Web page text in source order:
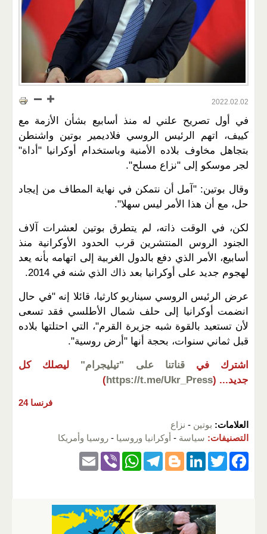
2022.02.02
في أول تصريح علني له منذ أسابيع بشأن الأزمة مع
كييف، اتهم الرئيس الروسي فلاديمير بوتين واشنطن
بتجاهل مخاوف بلاده الأمنية وباستخدام أوكرانيا "أداة"
لجر موسكو إلى "نزاع مسلح".
وقال بوتين: "آمل أن نتمكن في نهاية المطاف من إيجاد
حل، مع أن هذا الأمر ليس سهلا".
لكن، في الوقت ذاته، لم يتطرق بوتين لعشرات آلاف
الجنود الروس المنتشرين قرب الحدود الأوكرانية منذ
أسابيع، الأمر الذي دفع بالدول الغربية إلى اتهامه بأنه يعد
لهجوم جديد على أوكرانيا بعد ذاك الذي شنه في 2014.
عرض الرئيس الروسي سيناريو كارثيا، قائلا إنه "في حال
انضمت أوكرانيا إلى حلف شمال الأطلسي فقد تسعى
لأن تستعيد بالقوة شبه جزيرة القرم"، التي احتلتها بلاده
قبل ثماني سنوات، بحجة أنها "أرض روسية".
اشترك في قناتنا على "تيليجرام"
ليصلك كل
جديد... (
https://t.me/Ukr_Press
)
فرنسا 24
العلامات: بوتين - نزاع
التصنيفات: سياسة - أوكرانيا وروسيا - روسيا وأمريكا
F
T
er
Li
e
Bl
g
T
gr
W
s
Vi